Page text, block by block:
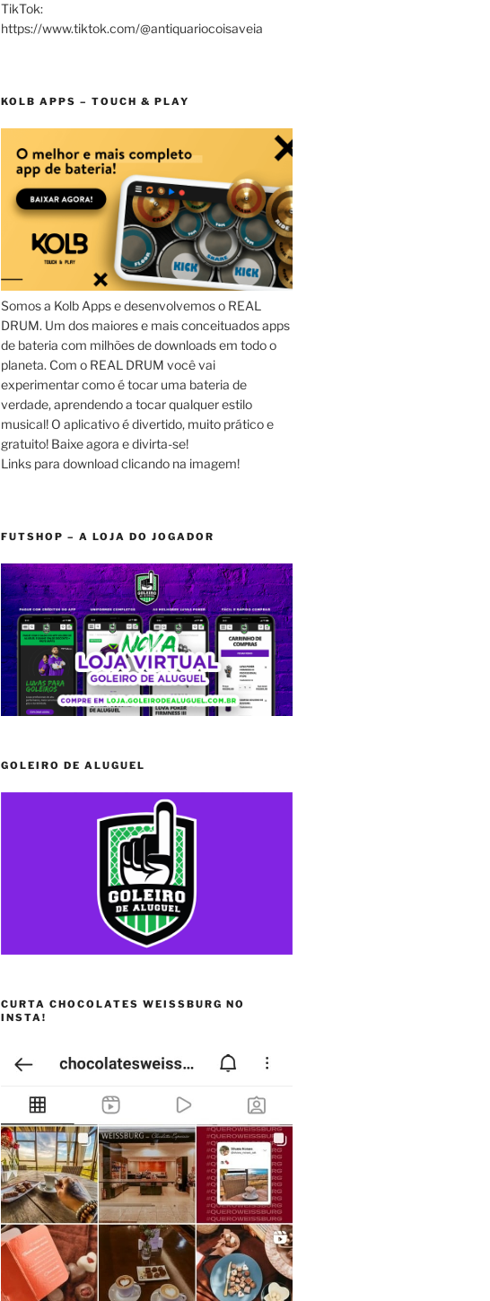
TikTok:
https://www.tiktok.com/@antiquariocoisaveia
KOLB APPS – TOUCH & PLAY
Somos a Kolb Apps e desenvolvemos o REAL
DRUM. Um dos maiores e mais conceituados apps
de bateria com milhões de downloads em todo o
planeta. Com o REAL DRUM você vai
experimentar como é tocar uma bateria de
verdade, aprendendo a tocar qualquer estilo
musical! O aplicativo é divertido, muito prático e
gratuito! Baixe agora e divirta-se!
Links para download clicando na imagem!
FUTSHOP – A LOJA DO JOGADOR
GOLEIRO DE ALUGUEL
CURTA CHOCOLATES WEISSBURG NO
INSTA!